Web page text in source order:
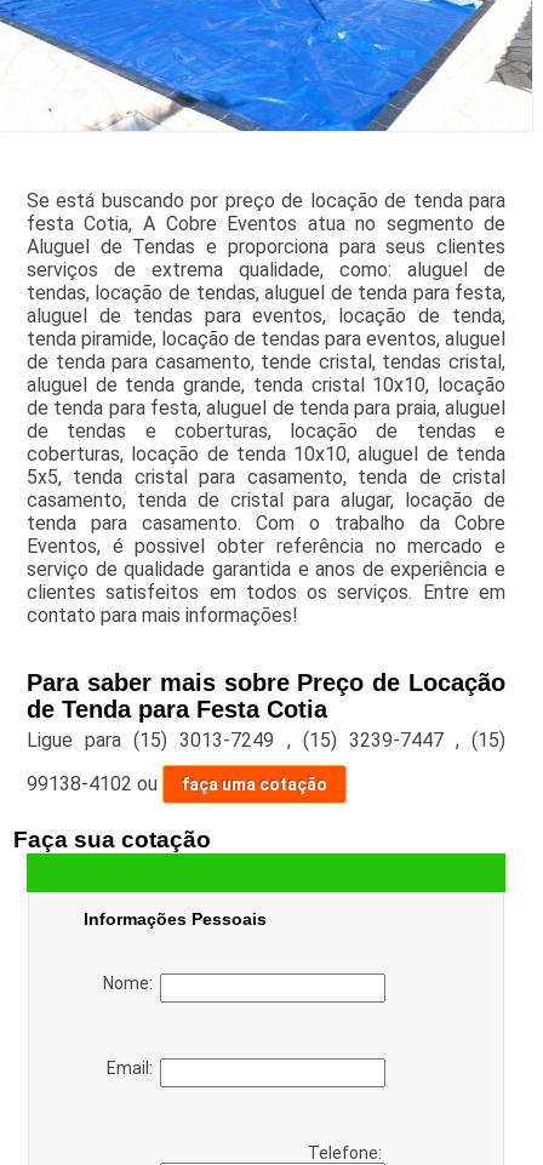
Se está buscando por preço de locação de tenda para
festa Cotia, A Cobre Eventos atua no segmento de
Aluguel de Tendas e proporciona para seus clientes
serviços de extrema qualidade, como: aluguel de
tendas, locação de tendas, aluguel de tenda para festa,
aluguel de tendas para eventos, locação de tenda,
tenda piramide, locação de tendas para eventos, aluguel
de tenda para casamento, tende cristal, tendas cristal,
aluguel de tenda grande, tenda cristal 10x10, locação
de tenda para festa, aluguel de tenda para praia, aluguel
de tendas e coberturas, locação de tendas e
coberturas, locação de tenda 10x10, aluguel de tenda
5x5, tenda cristal para casamento, tenda de cristal
casamento, tenda de cristal para alugar, locação de
tenda para casamento. Com o trabalho da Cobre
Eventos, é possivel obter referência no mercado e
serviço de qualidade garantida e anos de experiência e
clientes satisfeitos em todos os serviços. Entre em
contato para mais informações!
Para saber mais sobre Preço de Locação
de Tenda para Festa Cotia
Ligue para(15) 3013-7249 , (15) 3239-7447 ,(15)
99138-4102 ou faça uma cotação
Faça sua cotação
Informações Pessoais
Nome:
Email:
Telefone: